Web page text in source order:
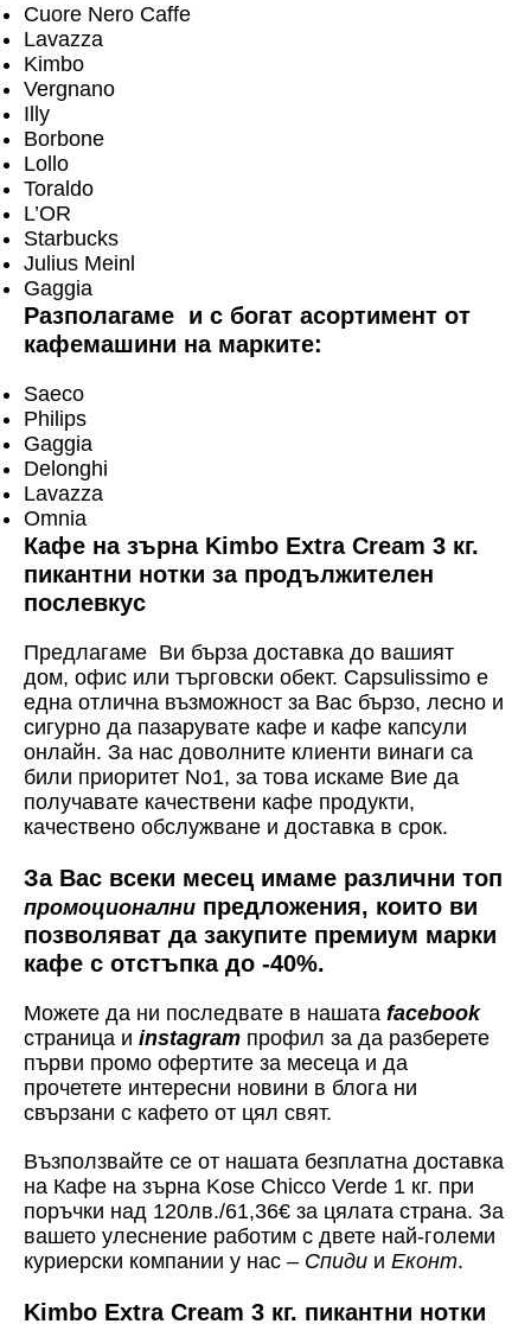
Cuore Nero Caffe
Lavazza
Kimbo
Vergnano
Illy
Borbone
Lollo
Toraldo
L’OR
Starbucks
Julius Meinl
Gaggia
Разполагаме и с богат асортимент от
кафемашини на марките:
Saeco
Philips
Gaggia
Delonghi
Lavazza
Omnia
Кафе на зърна Kimbo Extra Cream 3 кг.
пикантни нотки за продължителен
послевкус
Предлагаме Ви бърза доставка до вашият
дом, офис или търговски обект. Capsulissimo е
една отлична възможност за Вас бързо, лесно и
сигурно да пазарувате кафе и кафе капсули
онлайн. За нас доволните клиенти винаги са
били приоритет No1, за това искаме Вие да
получавате качествени кафе продукти,
качествено обслужване и доставка в срок.
За Вас всеки месец имаме различни топ
промоционални предложения, които ви
позволяват да закупите премиум марки
кафе с отстъпка до -40%.
Можете да ни последвате в нашата facebook
страница и instagram профил за да разберете
първи промо офертите за месеца и да
прочетете интересни новини в блога ни
свързани с кафето от цял свят.
Възползвайте се от нашата безплатна доставка
на Кафе на зърна Kose Chicco Verde 1 кг. при
поръчки над 120лв./61,36€ за цялата страна. За
вашето улеснение работим с двете най-големи
куриерски компании у нас – Спиди и Еконт.
Kimbo Extra Cream 3 кг. пикантни нотки